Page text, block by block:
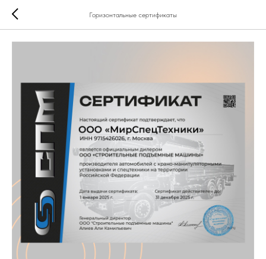
Горизонтальные сертификаты